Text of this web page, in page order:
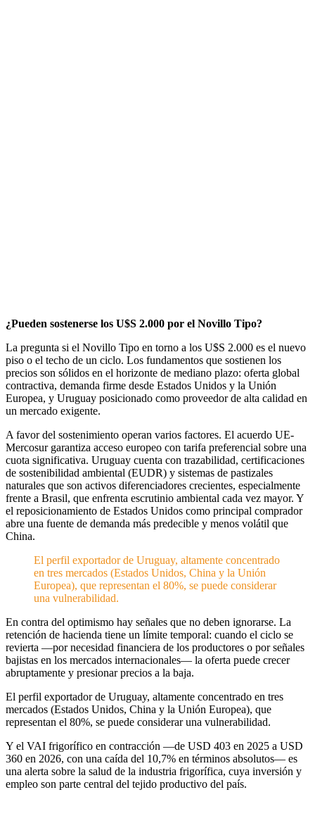
¿Pueden sostenerse los U$S 2.000 por el Novillo Tipo?
La pregunta si el Novillo Tipo en torno a los U$S 2.000 es el nuevo
piso o el techo de un ciclo. Los fundamentos que sostienen los
precios son sólidos en el horizonte de mediano plazo: oferta global
contractiva, demanda firme desde Estados Unidos y la Unión
Europea, y Uruguay posicionado como proveedor de alta calidad en
un mercado exigente.
A favor del sostenimiento operan varios factores. El acuerdo UE-
Mercosur garantiza acceso europeo con tarifa preferencial sobre una
cuota significativa. Uruguay cuenta con trazabilidad, certificaciones
de sostenibilidad ambiental (EUDR) y sistemas de pastizales
naturales que son activos diferenciadores crecientes, especialmente
frente a Brasil, que enfrenta escrutinio ambiental cada vez mayor. Y
el reposicionamiento de Estados Unidos como principal comprador
abre una fuente de demanda más predecible y menos volátil que
China.
El perfil exportador de Uruguay, altamente concentrado
en tres mercados (Estados Unidos, China y la Unión
Europea), que representan el 80%, se puede considerar
una vulnerabilidad.
En contra del optimismo hay señales que no deben ignorarse. La
retención de hacienda tiene un límite temporal: cuando el ciclo se
revierta —por necesidad financiera de los productores o por señales
bajistas en los mercados internacionales— la oferta puede crecer
abruptamente y presionar precios a la baja.
El perfil exportador de Uruguay, altamente concentrado en tres
mercados (Estados Unidos, China y la Unión Europea), que
representan el 80%, se puede considerar una vulnerabilidad.
Y el VAI frigorífico en contracción —de USD 403 en 2025 a USD
360 en 2026, con una caída del 10,7% en términos absolutos— es
una alerta sobre la salud de la industria frigorífica, cuya inversión y
empleo son parte central del tejido productivo del país.